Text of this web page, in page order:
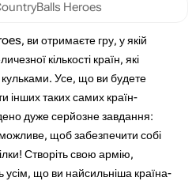
Heroes
ви отримаєте гру, у якій
кількості країн, які
Усе, що ви будете
інших таких самих країн-
дуже серйозне завдання:
щоб забезпечити собі
Створіть свою армію,
усім, що ви найсильніша країна-